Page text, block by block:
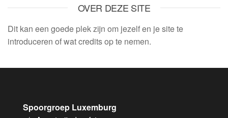
OVER DEZE SITE
Dit kan een goede plek zijn om jezelf en je site te
introduceren of wat credits op te nemen.
Spoorgroep Luxemburg